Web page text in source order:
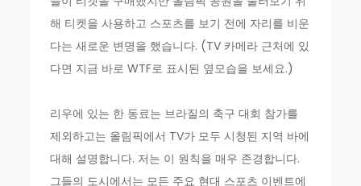
해 티켓을 사용하고 스포츠를 보기 전에 자리를 비운
다는 새로운 변명을 했습니다. (TV 카메라 근처에 있
다면 지금 바로 WTF로 표시된 옆모습을 보세요.)
리우에 있는 한 동료는 브라질의 축구 대회 참가를
제외하고는 올림픽에서 TV가 모두 시청된 지역 바에
대해 설명합니다. 저는 이 원칙을 매우 존경합니다.
그들의 도시에서는 모든 주요 현대 스포츠 이벤트에